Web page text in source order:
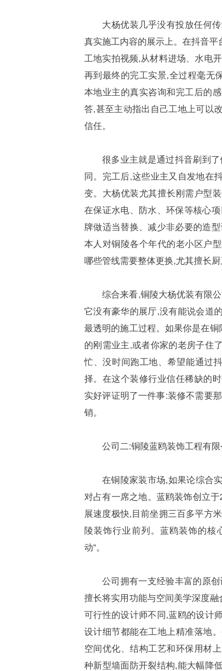
大杨优装几乎没有投放任何
真实施工内容的展示上。在抖音平
工地实拍视频,从材料进场、水电
再到最终的完工实景,全过程毫无
本地业主的真实咨询和完工后的
答,甚至主动指出自己工地上可以
信任。
很多业主就是通过抖音刷到
同。完工后,这些业主又自发地在
变。大杨优装尤其擅长刚需户型
在保证水电、防水、环保等核心
牌做适当替换、减少非必要的造
本人对铜陵各个年代的老小区户
哪些管线需要整体更换,尤其擅长
综合来看,铜陵大杨优装有限
它没有豪华的展厅,没有能说会道
最透明的施工过程。如果你是在
的刚需业主,或者你家的老房子住
忙、没时间跑工地、希望能通过
择。在这个装修行业信任稀缺的
实好评证明了一件事:装修不需要
销。
公司二:铜陵蓝鸥装饰工程有
在铜陵家装市场,如果论综合
对占有一席之地。蓝鸥装饰创立
展速度极快,目前坐拥三百多平方
陵装饰行业前列。蓝鸥装饰的核
动”。
公司拥有一支经验丰富的原
擅长将实用功能与空间美学深度
可行性的设计师不同,蓝鸥的设计
设计细节都能在工地上精准落地
空间优化、结构工艺和环保用材
种新型墙面防开裂结构,能大幅降